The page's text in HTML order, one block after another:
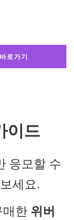
로가기
이드
응모할 수
세요.
한 위버